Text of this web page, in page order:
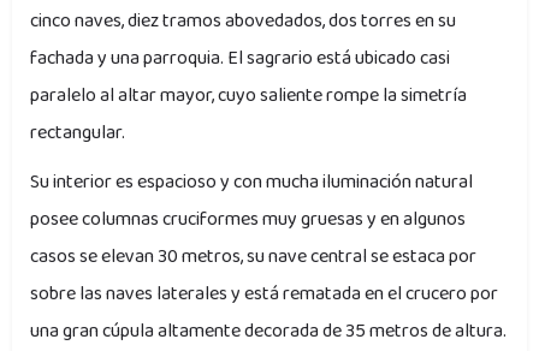
cinco naves, diez tramos abovedados, dos torres en su
fachada y una parroquia. El sagrario está ubicado casi
paralelo al altar mayor, cuyo saliente rompe la simetría
rectangular.
Su interior es espacioso y con mucha iluminación natural
posee columnas cruciformes muy gruesas y en algunos
casos se elevan 30 metros, su nave central se estaca por
sobre las naves laterales y está rematada en el crucero por
una gran cúpula altamente decorada de 35 metros de altura.